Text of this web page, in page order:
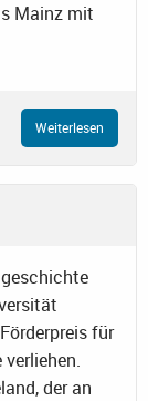
Mainz mit
Weiterlesen
für
der an